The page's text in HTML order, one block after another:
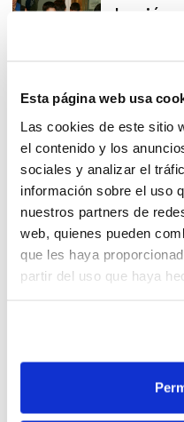
Esta página web usa
Las cookies de este sitio
el contenido y los
sociales y analizar el
información sobre el uso
nuestros partners de
web, quienes pueden
que les haya
partir del uso que haya
los
Los